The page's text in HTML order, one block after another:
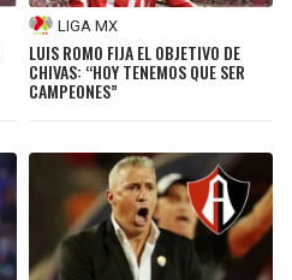
LIGA MX
LUIS ROMO FIJA EL OBJETIVO DE
CHIVAS: “HOY TENEMOS QUE SER
CAMPEONES”